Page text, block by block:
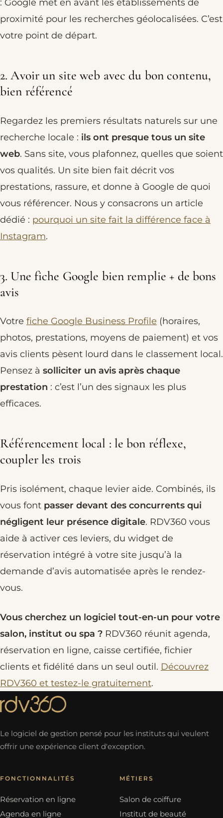
: Google met en avant les établissements de
proximité pour les recherches géolocalisées. C’est
votre point de départ.
2. Avoir un site web avec du bon contenu,
bien référencé
Regardez les premiers résultats naturels sur une
recherche locale : ils ont presque tous un site
web. Sans site, vous plafonnez, quelles que soient
vos qualités. Un site bien fait décrit vos
prestations, rassure, et donne à Google de quoi
vous référencer. Nous y consacrons un article
dédié : pourquoi un site fait la différence face à
Instagram.
3. Une fiche Google bien remplie + de bons
avis
Votre fiche Google Business Profile (horaires,
photos, prestations, moyens de paiement) et vos
avis clients pèsent lourd dans le classement local.
Pensez à solliciter un avis après chaque
prestation : c’est l’un des signaux les plus
efficaces.
Référencement local : le bon réflexe,
coupler les trois
Pris isolément, chaque levier aide. Combinés, ils
vous font passer devant des concurrents qui
négligent leur présence digitale. RDV360 vous
aide à activer ces leviers, du widget de
réservation intégré à votre site jusqu’à la
demande d’avis automatisée après le rendez-
vous.
Vous cherchez un logiciel tout-en-un pour votre
salon, institut ou spa ? RDV360 réunit agenda,
réservation en ligne, caisse certifiée, fichier
clients et fidélité dans un seul outil. Découvrez
RDV360 et testez-le gratuitement.
Le logiciel de gestion pensé pour les instituts qui veulent
offrir une expérience client d'exception.
FONCTIONNALITÉS
Réservation en ligne
Agenda en ligne
MÉTIERS
Salon de coiffure
Institut de beauté